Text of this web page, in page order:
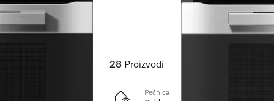
28 Proizvodi
Pećnica